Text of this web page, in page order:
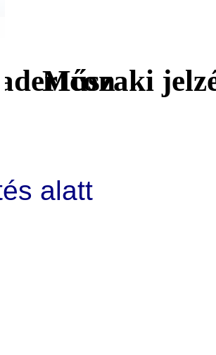
Műszaki
alatt